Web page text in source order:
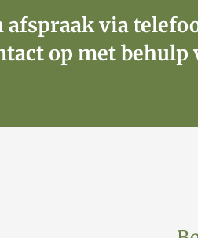
afspraak via
op met